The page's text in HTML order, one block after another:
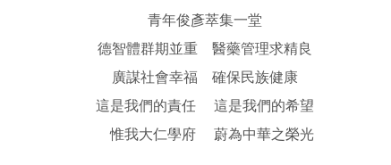
青年俊彥萃集一堂
德智體群期並重 醫藥管理求精良
廣謀社會幸福 確保民族健康
這是我們的責任 這是我們的希望
惟我大仁學府 蔚為中華之榮光